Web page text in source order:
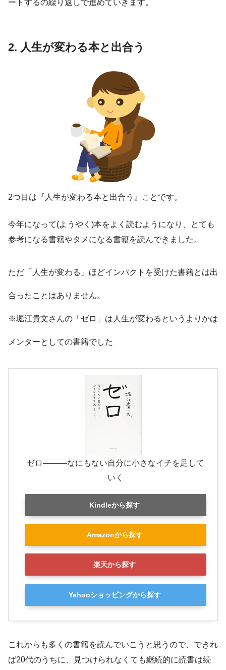
ートするの繰り返しで進めていきます。
2. 人生が変わる本と出合う
2つ目は 『人生が変わる本と出合う』 ことです。
今年になって(ようやく)本をよく読むようになり、とても
参考になる書籍やタメになる書籍を読んできました。
ただ「人生が変わる」 ほどインパクトを受けた書籍とは出
合ったことはありません。
※堀江貴文さんの「ゼロ」は人生が変わるというよりかは
メンターとしての書籍でした
ゼロ―――なにもない自分に小さなイチを足して
いく
Kindleから探す
Amazonから探す
楽天から探す
Yahooショッピングから探す
これからも多くの書籍を読んでいこうと思うので、できれ
ば20代のうちに、見つけられなくても継続的に読書は続